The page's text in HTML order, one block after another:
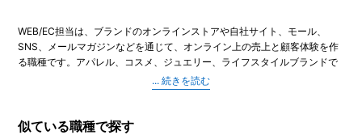
WEB/EC担当は、ブランドのオンラインストアや自社サイト、モール、
SNS、メールマガジンなどを通じて、オンライン上の売上と顧客体験を作
る職種です。アパレル、コスメ、ジュエリー、ライフスタイルブランドで
は、ECの重要性が高まっており、商品登録、在庫連携、受注管理、ささげ
業務、販促企画、売上分析、サイト更新、カスタマー対応など幅広い業務
業務内容は会社によって大きく異なります。運用担当として商品ページ作
似ている職種で探す